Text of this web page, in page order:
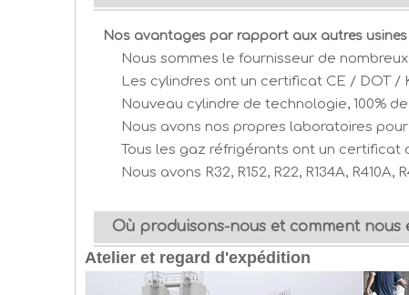
Nos avantages par rapport aux autres
Nous sommes le fournisseur de
Les cylindres ont un certificat CE / DOT /
Nouveau cylindre de technologie, 100%
Nous avons nos propres laboratoires
Tous les gaz réfrigérants ont un certificat
Nous avons R32, R152, R22, R134A, R410A,
Où produisons-nous et comment
Atelier et regard d'expédition